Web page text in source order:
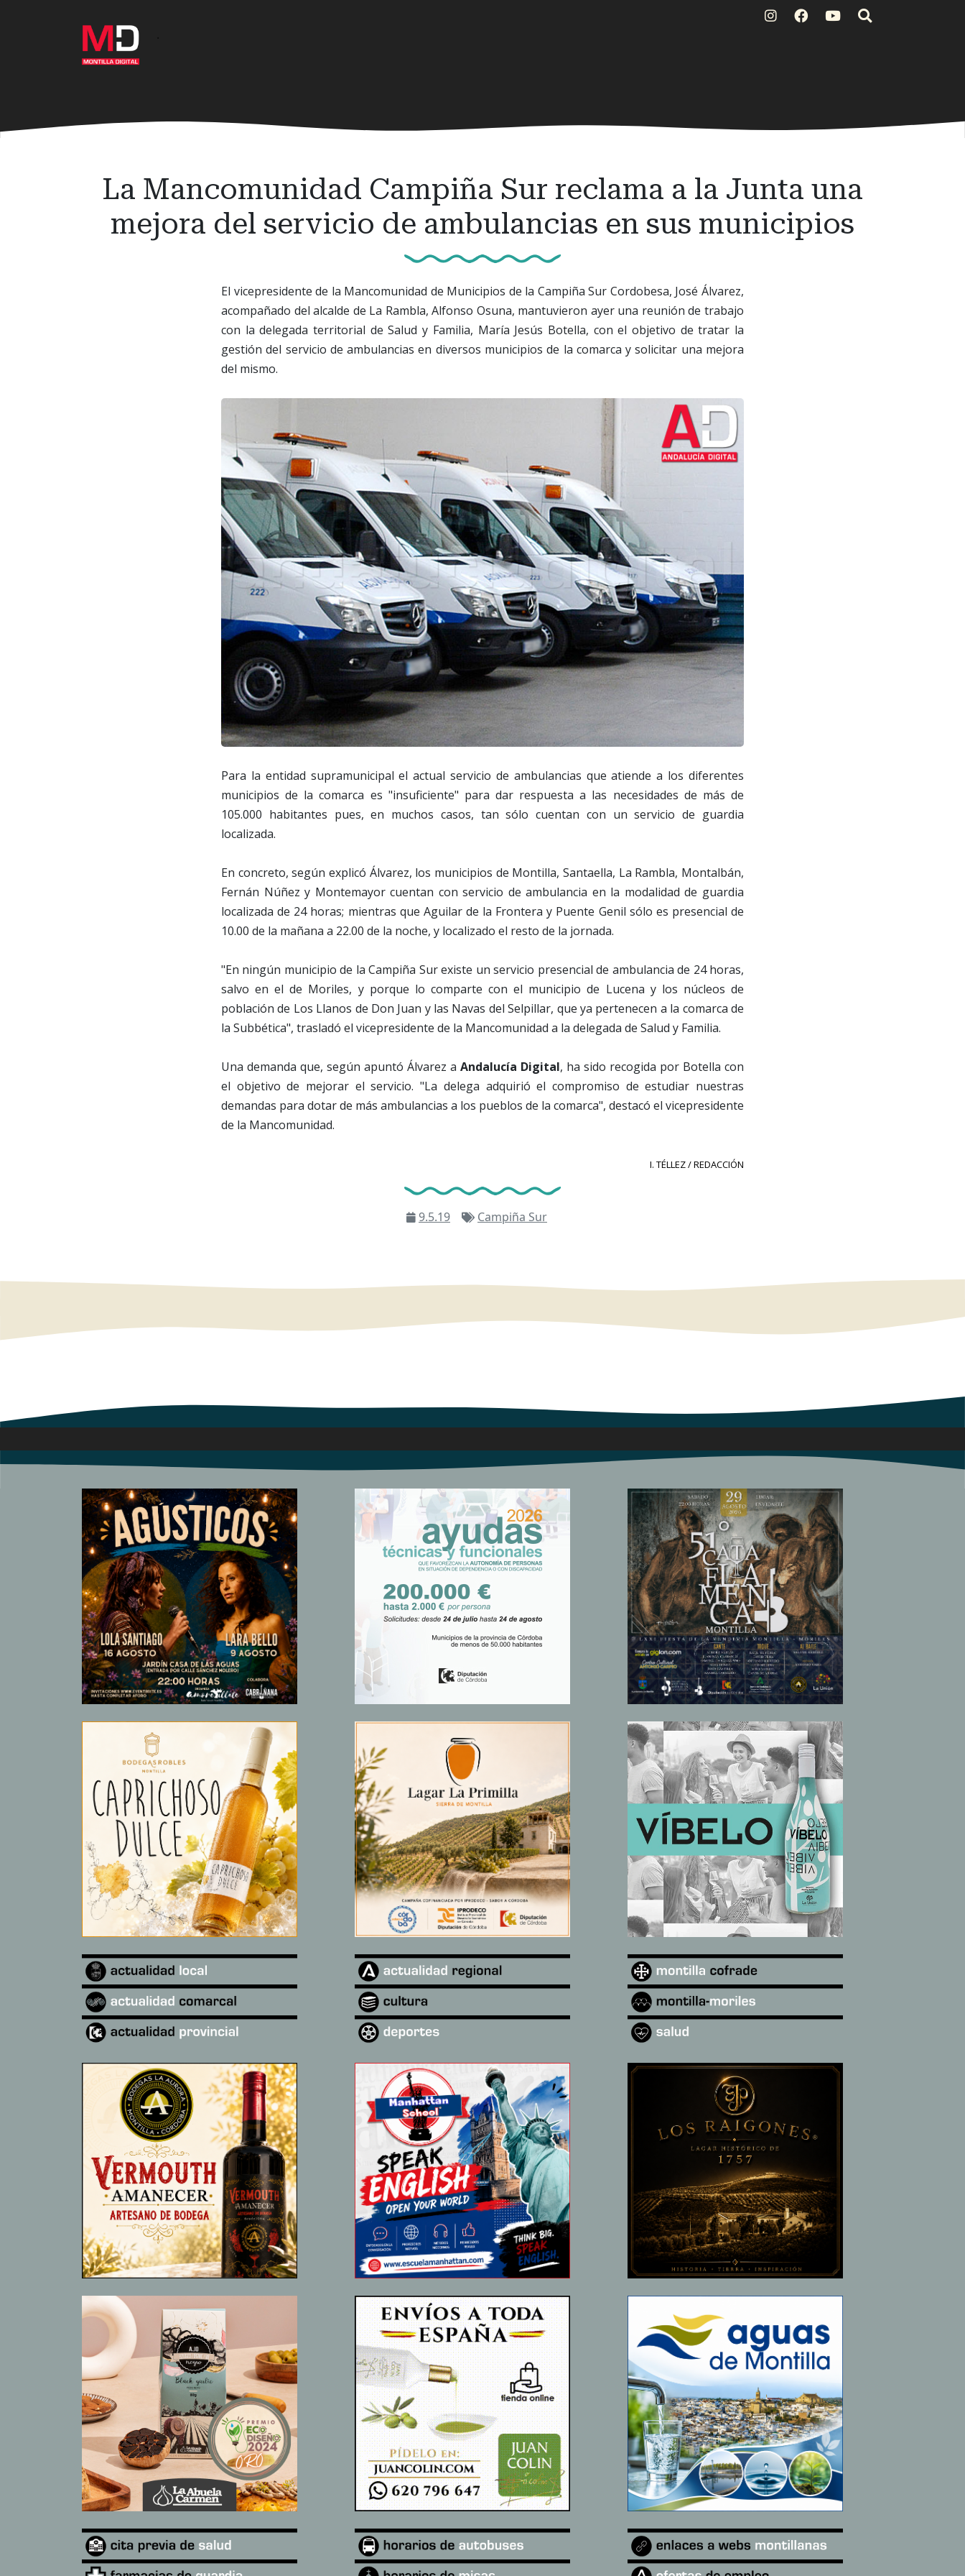
La Mancomunidad Campiña Sur reclama a la Junta una
mejora del servicio de ambulancias en sus municipios
El vicepresidente de la Mancomunidad de Municipios de la Campiña Sur Cordobesa, José Álvarez,
acompañado del alcalde de La Rambla, Alfonso Osuna, mantuvieron ayer una reunión de trabajo
con la delegada territorial de Salud y Familia, María Jesús Botella, con el objetivo de tratar la
gestión del servicio de ambulancias en diversos municipios de la comarca y solicitar una mejora
del mismo.
Para la entidad supramunicipal el actual servicio de ambulancias que atiende a los diferentes
municipios de la comarca es "insuficiente" para dar respuesta a las necesidades de más de
105.000 habitantes pues, en muchos casos, tan sólo cuentan con un servicio de guardia
localizada.
En concreto, según explicó Álvarez, los municipios de Montilla, Santaella, La Rambla, Montalbán,
Fernán Núñez y Montemayor cuentan con servicio de ambulancia en la modalidad de guardia
localizada de 24 horas; mientras que Aguilar de la Frontera y Puente Genil sólo es presencial de
10.00 de la mañana a 22.00 de la noche, y localizado el resto de la jornada.
"En ningún municipio de la Campiña Sur existe un servicio presencial de ambulancia de 24 horas,
salvo en el de Moriles, y porque lo comparte con el municipio de Lucena y los núcleos de
población de Los Llanos de Don Juan y las Navas del Selpillar, que ya pertenecen a la comarca de
la Subbética", trasladó el vicepresidente de la Mancomunidad a la delegada de Salud y Familia.
Una demanda que, según apuntó Álvarez a Andalucía Digital, ha sido recogida por Botella con
el objetivo de mejorar el servicio. "La delega adquirió el compromiso de estudiar nuestras
demandas para dotar de más ambulancias a los pueblos de la comarca", destacó el vicepresidente
de la Mancomunidad.
I. TÉLLEZ / REDACCIÓN
9.5.19 Campiña Sur